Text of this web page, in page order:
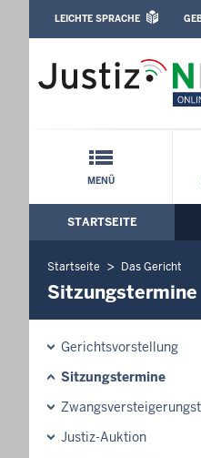
Amtsgericht
Leichte Sprache,
LEICHTE SPRACHE
MENÜ
Hauptmenü:
STARTSEITE
Startseite Das Gericht
Sitzungstermine
Gerichtsvorstellung
Sitzungstermine
Justiz-Auktion